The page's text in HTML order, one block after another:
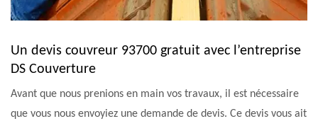
Un devis couvreur 93700 gratuit avec l’entreprise
DS Couverture
Avant que nous prenions en main vos travaux, il est nécessaire
que vous nous envoyiez une demande de devis. Ce devis vous ait